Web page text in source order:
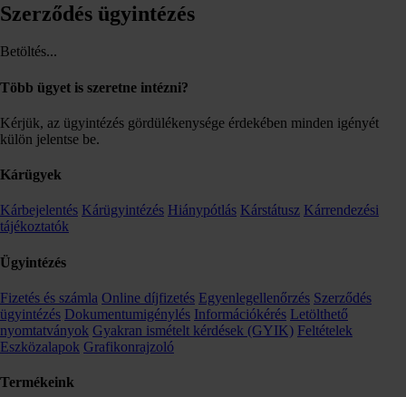
Szerződés ügyintézés
Betöltés...
Több ügyet is szeretne intézni?
Kérjük, az ügyintézés gördülékenysége érdekében minden igényét
külön jelentse be.
Kárügyek
Kárbejelentés Kárügyintézés Hiánypótlás Kárstátusz Kárrendezési
tájékoztatók
Ügyintézés
Fizetés és számla Online díjfizetés Egyenlegellenőrzés Szerződés
ügyintézés Dokumentumigénylés Információkérés Letölthető
nyomtatványok Gyakran ismételt kérdések (GYIK) Feltételek
Eszközalapok Grafikonrajzoló
Termékeink